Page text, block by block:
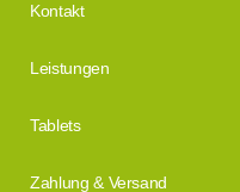
Kontakt
Leistungen
Tablets
Zahlung & Versand